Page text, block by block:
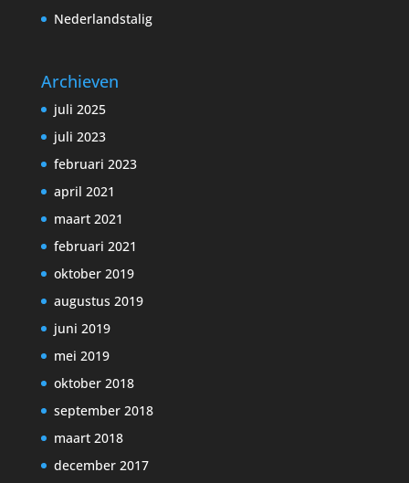
Nederlandstalig
Archieven
juli 2025
juli 2023
februari 2023
april 2021
maart 2021
februari 2021
oktober 2019
augustus 2019
juni 2019
mei 2019
oktober 2018
september 2018
maart 2018
december 2017